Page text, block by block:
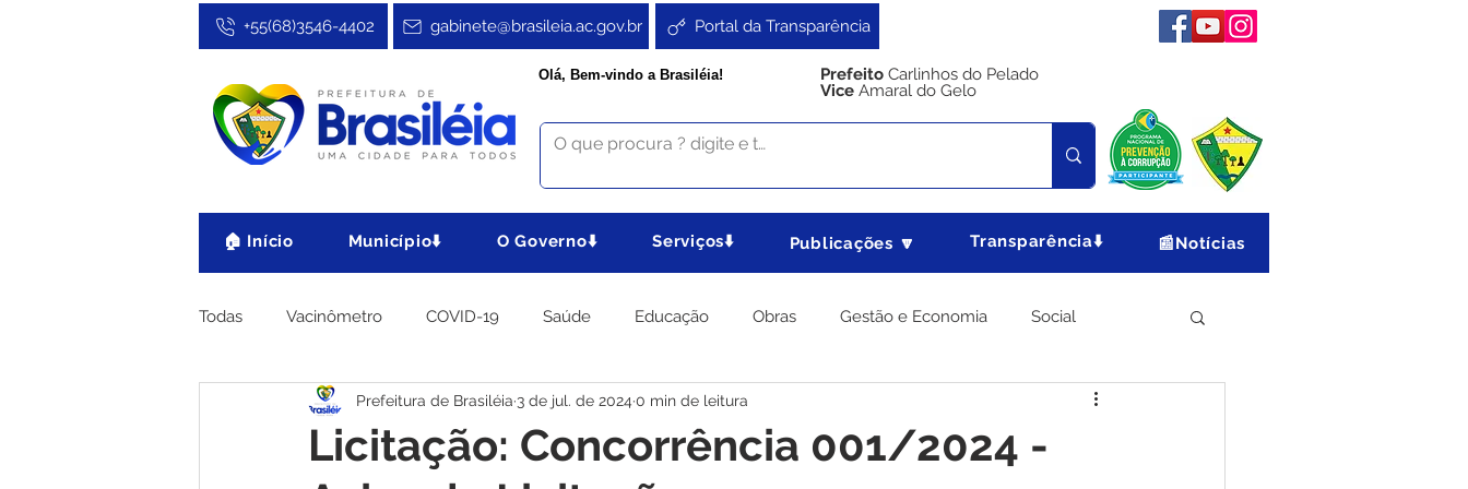
Portal da Transparência
gabinete@brasileia.ac.gov.br
+55(68)3546-4402
Olá, Bem-vindo a Brasiléia! Prefeito Carlinhos do Pelado
Vice Amaral do Gelo
🏠 Início Município⬇️ O Governo⬇️ Serviços⬇️ Publicações 🔽 Transparência⬇️ 📰Notícias
Todas Vacinômetro COVID-19 Saúde Educação Obras Gestão e Economia Social
Cultura, Festa e Esporte No Gabinete Agricultura e Produção Meio Ambiente
Licitação: Concorrência 001/2024 -
Prefeitura de Brasiléia 3 de jul. de 2024 0 min de leitura